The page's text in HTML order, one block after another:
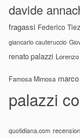
davide
fragassi Federico
giancarlo cauteruccio
renato palazzi
Famosa Mimosa
palazzi
quotidiana.com